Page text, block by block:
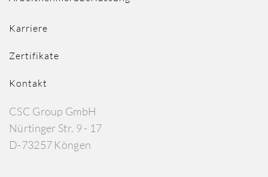
Karriere
Zertifikate
Kontakt
CSC Group GmbH
Nürtinger Str. 9 - 17
D-73257 Köngen